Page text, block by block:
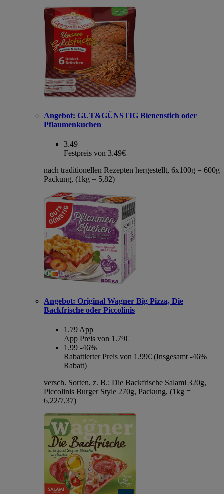
Angebot: GUT&GÜNSTIG Bienenstich oder
Pflaumenkuchen
3.49
Festpreis von 3.49€
nach traditionellen Rezepten hergestellt, 6x100g = 600g
Packung, (1kg = 5,82)
Angebot: Original Wagner Big Pizza, Die
Backfrische oder Piccolinis
1.79App
App Preis von 1.79€
1.99 -46%
Rabattierter Preis von 1.99€ (Insgesamt -46%
Rabatt)
versch. Sorten, z. B.: Die Backfrische Salami 320g,
Piccolinis Burger Style 270g, Packung, (1kg =
6,22/7,37)